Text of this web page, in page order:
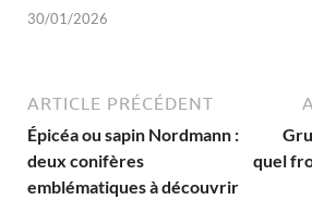
30/01/2026
ARTICLE PRÉCÉDENT
Épicéa ou sapin Nordmann :
deux conifères
emblématiques à découvrir
quel